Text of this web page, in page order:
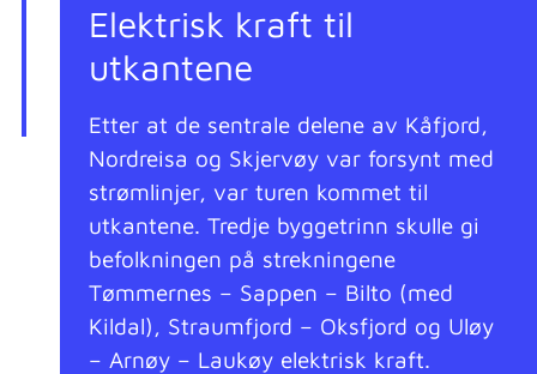
Elektrisk kraft til
utkantene
Etter at de sentrale delene av Kåfjord,
Nordreisa og Skjervøy var forsynt med
strømlinjer, var turen kommet til
utkantene. Tredje byggetrinn skulle gi
befolkningen på strekningene
Tømmernes – Sappen – Bilto (med
Kildal), Straumfjord – Oksfjord og Uløy
– Arnøy – Laukøy elektrisk kraft.